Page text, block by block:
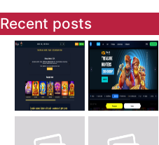
Recent posts